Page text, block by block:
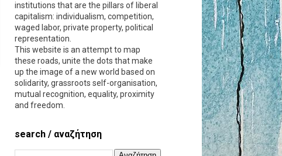
institutions that are the pillars of liberal
capitalism: individualism, competition,
waged labor, private property, political
representation.
This website is an attempt to map
these roads, unite the dots that make
up the image of a new world based on
solidarity, grassroots self-organisation,
mutual recognition, equality, proximity
and freedom.
search / αναζήτηση